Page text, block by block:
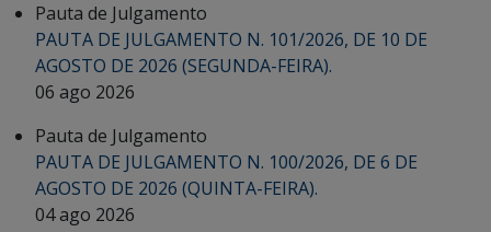
Pauta de Julgamento
PAUTA DE JULGAMENTO N. 101/2026, DE 10 DE
AGOSTO DE 2026 (SEGUNDA-FEIRA).
06 ago 2026
Pauta de Julgamento
PAUTA DE JULGAMENTO N. 100/2026, DE 6 DE
AGOSTO DE 2026 (QUINTA-FEIRA).
04 ago 2026